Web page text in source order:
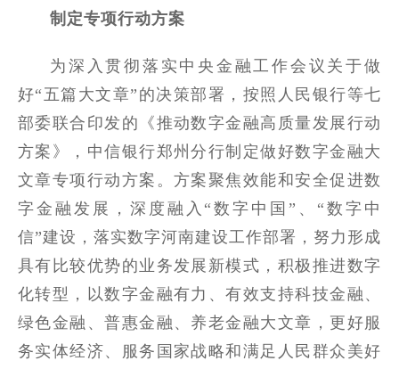
制定专项行动方案
为深入贯彻落实中央金融工作会议关于做
好“五篇大文章”的决策部署，按照人民银行等七
部委联合印发的《推动数字金融高质量发展行动
方案》，中信银行郑州分行制定做好数字金融大
文章专项行动方案。方案聚焦效能和安全促进数
字金融发展，深度融入“数字中国”、“数字中
信”建设，落实数字河南建设工作部署，努力形成
具有比较优势的业务发展新模式，积极推进数字
化转型，以数字金融有力、有效支持科技金融、
绿色金融、普惠金融、养老金融大文章，更好服
务实体经济、服务国家战略和满足人民群众美好